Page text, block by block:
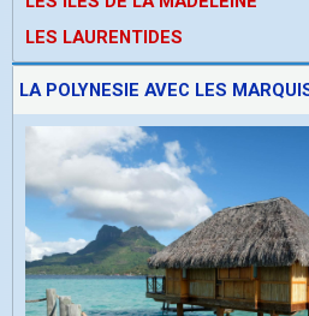
LES LAURENTIDES
LA POLYNESIE AVEC LES